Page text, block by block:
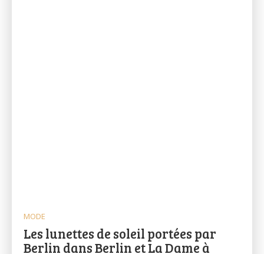
MODE
Les lunettes de soleil portées par
Berlin dans Berlin et La Dame à